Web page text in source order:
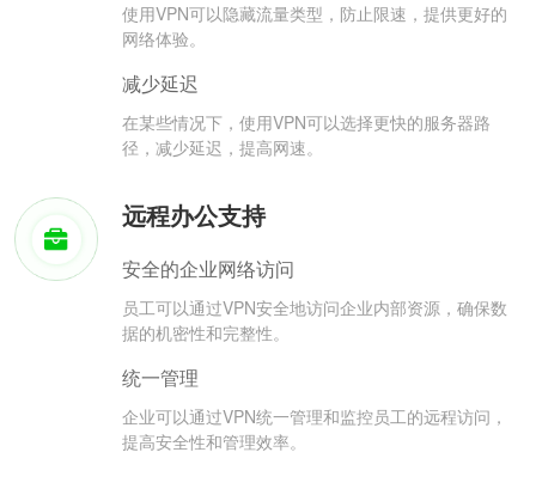
使用VPN可以隐藏流量类型，防止限速，提供更好的
网络体验。
减少延迟
在某些情况下，使用VPN可以选择更快的服务器路
径，减少延迟，提高网速。
远程办公支持
安全的企业网络访问
员工可以通过VPN安全地访问企业内部资源，确保数
据的机密性和完整性。
统一管理
企业可以通过VPN统一管理和监控员工的远程访问，
提高安全性和管理效率。